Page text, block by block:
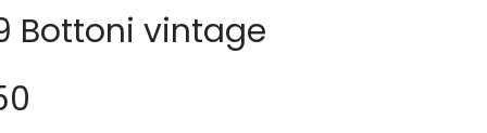
Bottoni vintage